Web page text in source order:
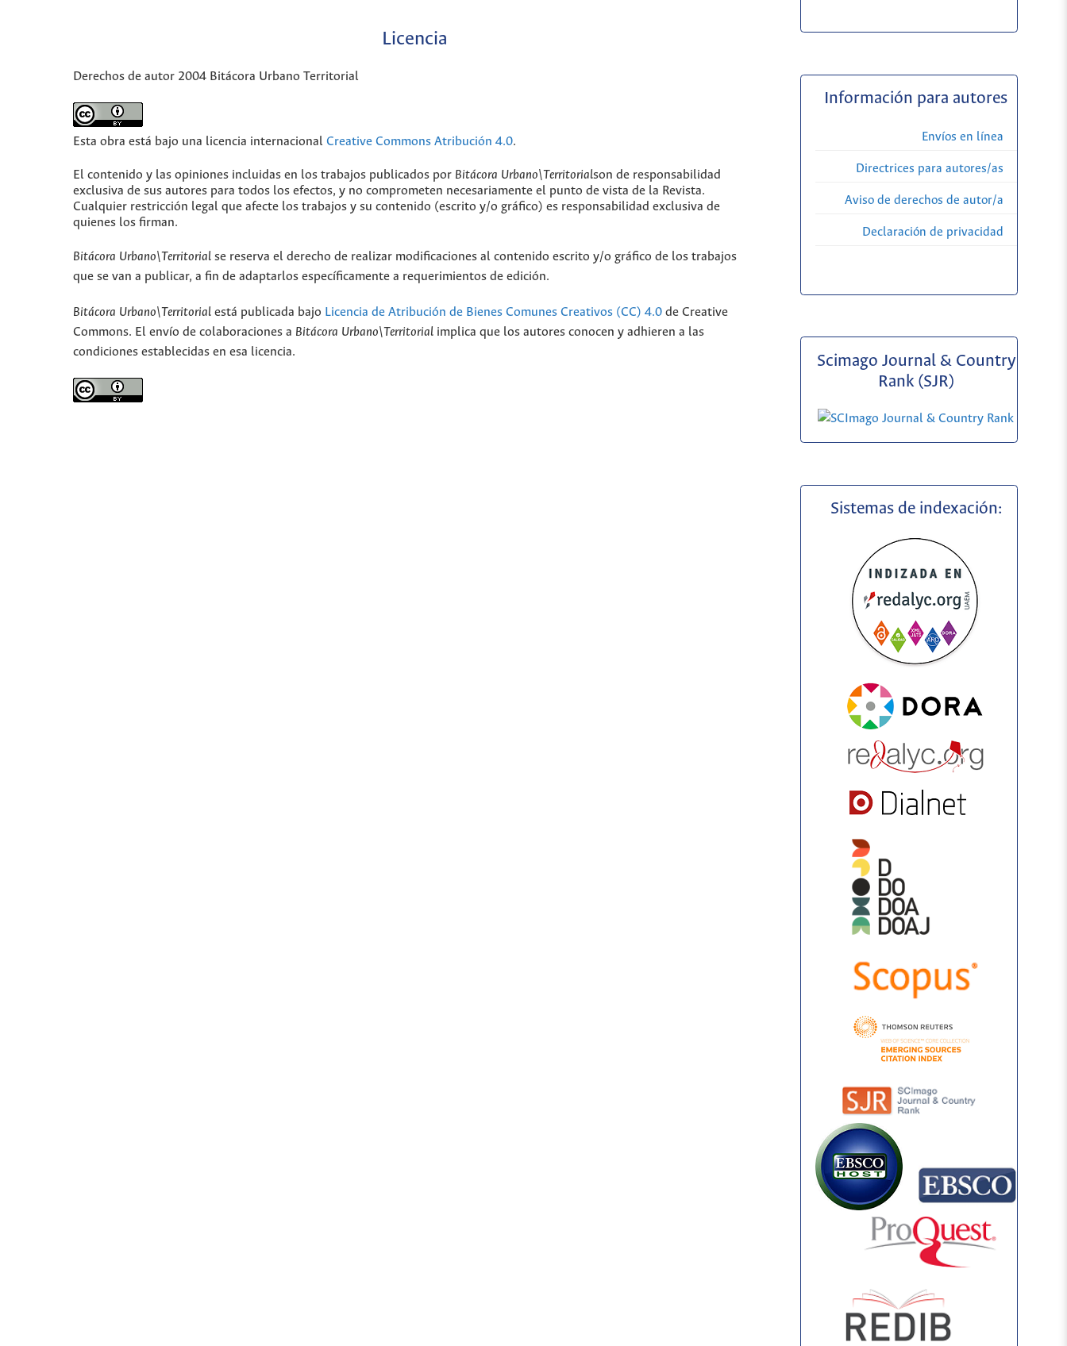
Licencia
Derechos de autor 2004 Bitácora Urbano Territorial
Esta obra está bajo una licencia internacional Creative Commons Atribución 4.0.
El contenido y las opiniones incluidas en los trabajos publicados por Bitácora Urbano\Territorialson de responsabilidad
exclusiva de sus autores para todos los efectos, y no comprometen necesariamente el punto de vista de la Revista.
Cualquier restricción legal que afecte los trabajos y su contenido (escrito y/o gráfico) es responsabilidad exclusiva de
quienes los firman.
Bitácora Urbano\Territorial se reserva el derecho de realizar modificaciones al contenido escrito y/o gráfico de los trabajos
que se van a publicar, a fin de adaptarlos específicamente a requerimientos de edición.
Bitácora Urbano\Territorial está publicada bajo Licencia de Atribución de Bienes Comunes Creativos (CC) 4.0 de Creative
Commons. El envío de colaboraciones a Bitácora Urbano\Territorial implica que los autores conocen y adhieren a las
condiciones establecidas en esa licencia.
Información para autores
Envíos en línea
Directrices para autores/as
Aviso de derechos de autor/a
Declaración de privacidad
Scimago Journal & Country
Rank (SJR)
Sistemas de indexación: